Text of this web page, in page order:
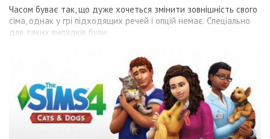
Часом буває так, що дуже хочеться змінити зовнішність свого
сіма, однак у грі підходящих речей і опцій немає. Спеціально
для таких випадків були